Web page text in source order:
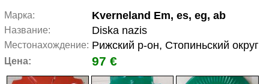
Марка: Kverneland Em, es, eg, ab
Название: Diska nazis
Местонахождение: Рижский р-он, Стопиньский округ
Цена: 97 €